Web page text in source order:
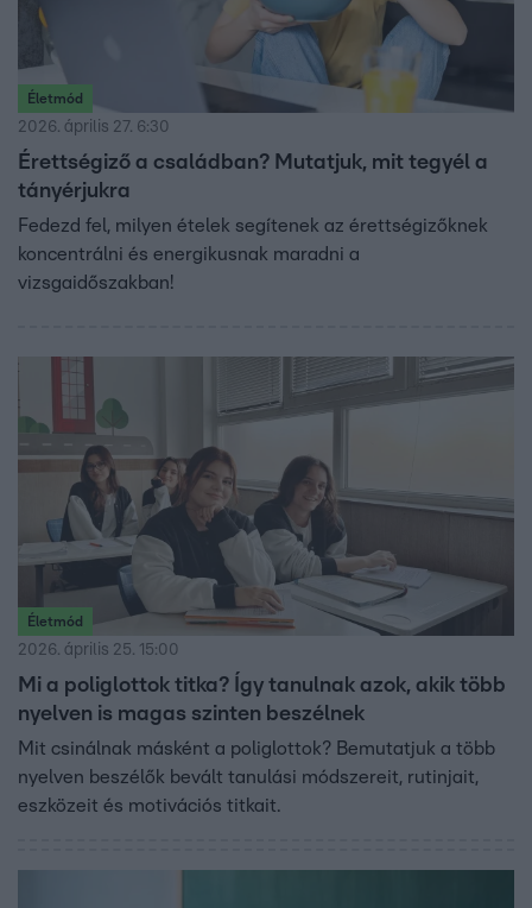
Életmód
2026. április 27. 6:30
Érettségiző a családban? Mutatjuk, mit tegyél a
tányérjukra
Fedezd fel, milyen ételek segítenek az érettségizőknek
koncentrálni és energikusnak maradni a
vizsgaidőszakban!
Életmód
2026. április 25. 15:00
Mi a poliglottok titka? Így tanulnak azok, akik több
nyelven is magas szinten beszélnek
Mit csinálnak másként a poliglottok? Bemutatjuk a több
nyelven beszélők bevált tanulási módszereit, rutinjait,
eszközeit és motivációs titkait.